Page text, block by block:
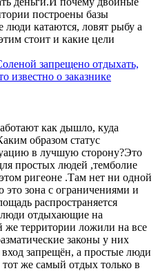
построены базы
люди катаются, ловят рыбу а
стоит и какие цели
запрещено отдыхать,
известно о заказнике
как дышло, куда
образом статус
в лучшую сторону?Это
простых людей ,темболие
ригеоне .Там нет ни одной
это зона с ограничениями и
распространяется
отдыхающие на
же территории ложили на все
законы у них
запрещён, а простые люди
же самый отдых только в